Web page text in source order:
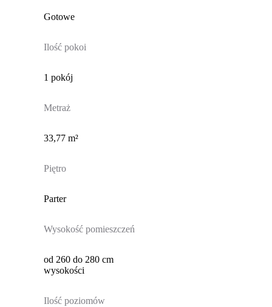
Gotowe
Ilość pokoi
1 pokój
Metraż
33,77 m²
Piętro
Parter
Wysokość pomieszczeń
od 260 do 280 cm
wysokości
Ilość poziomów